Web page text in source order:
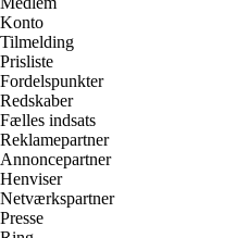
Konto
Tilmelding
Prisliste
Fordelspunkter
Redskaber
Fælles indsats
Reklamepartner
Annoncepartner
Henviser
Netværkspartner
Presse